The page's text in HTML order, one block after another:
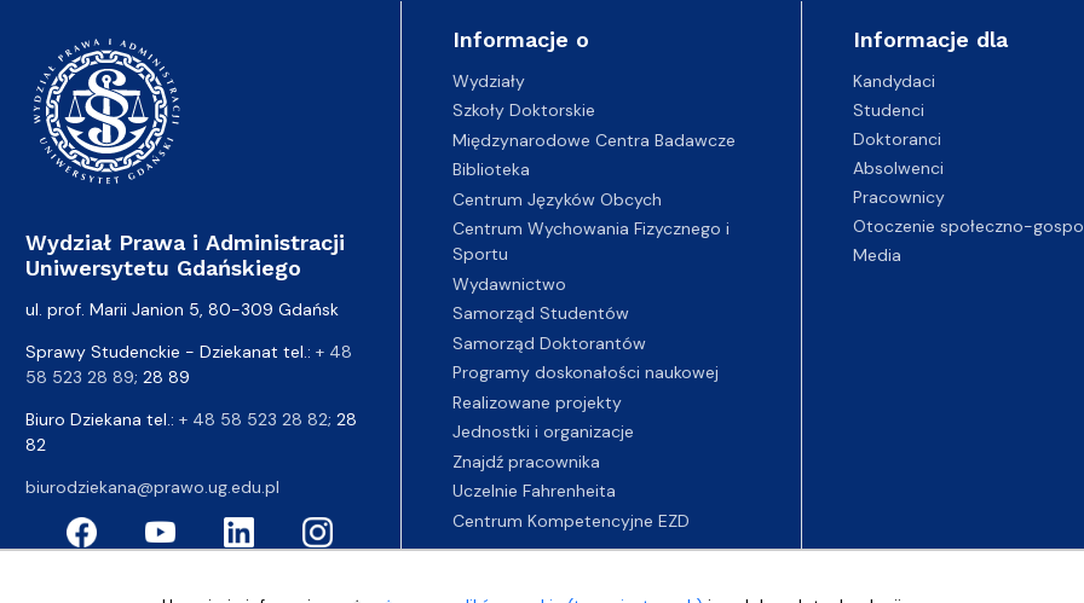
Wydział Prawa i Administracji
Uniwersytetu Gdańskiego
ul. prof. Marii Janion 5, 80-309 Gdańsk
Sprawy Studenckie - Dziekanat tel.: + 48
58 523 28 89; 28 89
Biuro Dziekana tel.: + 48 58 523 28 82; 28
82
biurodziekana@prawo.ug.edu.pl
Informacje o
Wydziały
Szkoły Doktorskie
Międzynarodowe Centra Badawcze
Biblioteka
Centrum Języków Obcych
Centrum Wychowania Fizycznego i
Sportu
Wydawnictwo
Samorząd Studentów
Samorząd Doktorantów
Programy doskonałości naukowej
Realizowane projekty
Jednostki i organizacje
Znajdź pracownika
Uczelnie Fahrenheita
Centrum Kompetencyjne EZD
Informacje dla
Kandydaci
Studenci
Doktoranci
Absolwenci
Pracownicy
Otoczenie społeczno-
Media